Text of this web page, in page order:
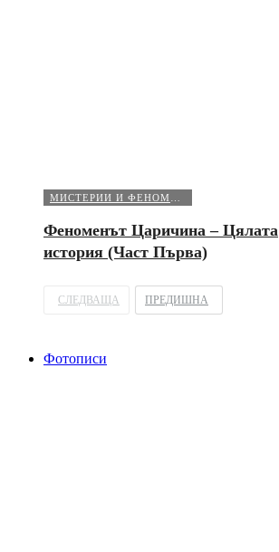
Феноменът Царичина – Цялата
история (Част Първа)
СЛЕДВАЩА ПРЕДИШНА
Фотописи